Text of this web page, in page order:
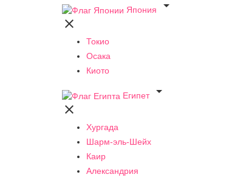
Япония


Токио
Осака
Киото
Египет


Хургада
Шарм-эль-Шейх
Каир
Александрия